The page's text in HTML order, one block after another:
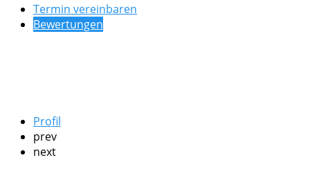
Termin vereinbaren
Bewertungen
Profil
prev
next